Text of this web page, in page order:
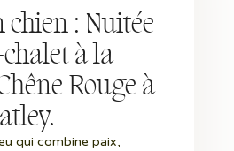
chien : Nuitée
à la
Rouge à
qui combine paix,